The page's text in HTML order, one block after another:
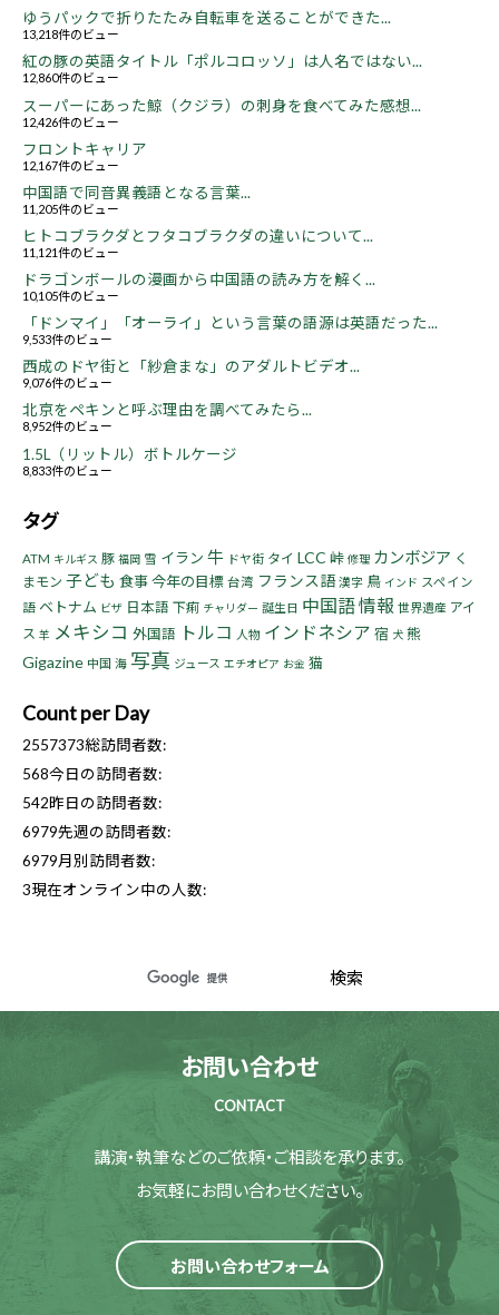
ゆうパックで折りたたみ自転車を送ることができた...
13,218件のビュー
紅の豚の英語タイトル「ポルコロッソ」は人名ではない...
12,860件のビュー
スーパーにあった鯨（クジラ）の刺身を食べてみた感想...
12,426件のビュー
フロントキャリア
12,167件のビュー
中国語で同音異義語となる言葉...
11,205件のビュー
ヒトコブラクダとフタコブラクダの違いについて...
11,121件のビュー
ドラゴンボールの漫画から中国語の読み方を解く...
10,105件のビュー
「ドンマイ」「オーライ」という言葉の語源は英語だった...
9,533件のビュー
西成のドヤ街と「紗倉まな」のアダルトビデオ...
9,076件のビュー
北京をペキンと呼ぶ理由を調べてみたら...
8,952件のビュー
1.5L（リットル）ボトルケージ
8,833件のビュー
タグ
ATM キルギス 豚 福岡 雪 イラン 牛 ドヤ街 タイ LCC 峠 修理 カンボジア く
まモン 子ども 食事今年の目標 台湾 フランス語 漢字 鳥 インド スペイン
語 ベトナム ビザ 日本語 下痢 チャリダー 誕生日 中国語情報 世界遺産 アイ
ス 羊 メキシコ 外国語 トルコ 人物 インドネシア 宿 犬 熊
Gigazine 中国 海 写真 ジュース エチオピア お金 猫
Count per Day
2557373総訪問者数:
568今日の訪問者数:
542昨日の訪問者数:
6979先週の訪問者数:
6979月別訪問者数:
3現在オンライン中の人数:
お問い合わせ
CONTACT
講演・執筆などのご依頼・ご相談を承ります。
お気軽にお問い合わせください。
お問い合わせフォーム